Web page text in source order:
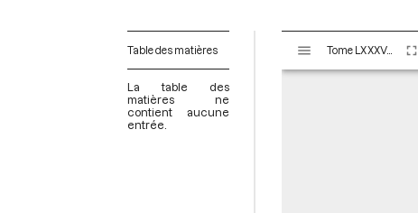
Table des matières
La table des
matières ne
contient aucune
entrée.
s
Tome LXXXVII - Du 1er au 12 germinal An II (21 mars au 1er avril 1794)